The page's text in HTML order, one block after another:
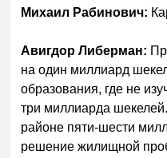
Михаил Рабинович:
Авигдор Либерман:
на один миллиард
образования, где не
три миллиарда
районе пяти-шести
решение жилищной